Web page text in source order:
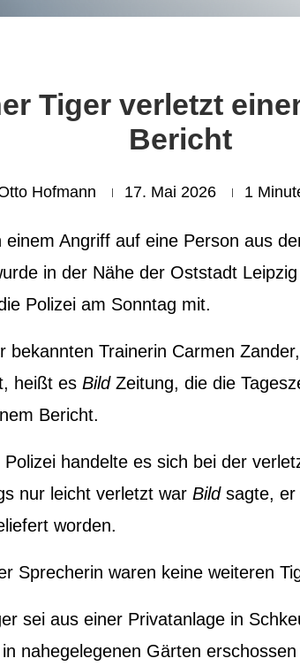
Tiger verletzt
Bericht
Hofmann 17. Mai 2026 1
einem Angriff auf eine Person aus
in der Nähe der Oststadt
Polizei am Sonntag mit.
bekannten Trainerin Carmen
heißt es BildZeitung, die die
Bericht.
handelte es sich bei der
nur leicht verletzt war Bild sagte, er
worden.
Sprecherin waren keine weiteren
sei aus einer Privatanlage in
nahegelegenen Gärten